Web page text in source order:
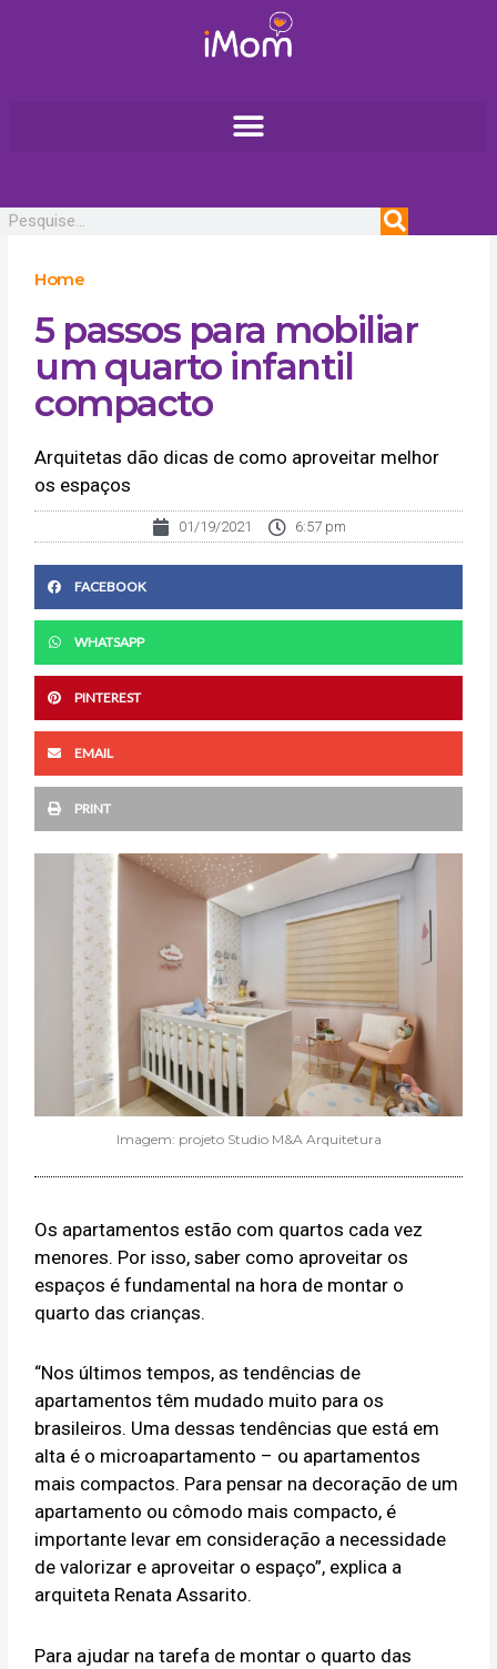
Home
5 passos para mobiliar
um quarto infantil
compacto
Arquitetas dão dicas de como aproveitar melhor
os espaços
01/19/2021 6:57 pm
FACEBOOK
WHATSAPP
PINTEREST
EMAIL
PRINT
Imagem: projeto Studio M&A Arquitetura
Os apartamentos estão com quartos cada vez
menores. Por isso, saber como aproveitar os
espaços é fundamental na hora de montar o
quarto das crianças.
“Nos últimos tempos, as tendências de
apartamentos têm mudado muito para os
brasileiros. Uma dessas tendências que está em
alta é o microapartamento – ou apartamentos
mais compactos. Para pensar na decoração de um
apartamento ou cômodo mais compacto, é
importante levar em consideração a necessidade
de valorizar e aproveitar o espaço”, explica a
arquiteta Renata Assarito.
Para ajudar na tarefa de montar o quarto das